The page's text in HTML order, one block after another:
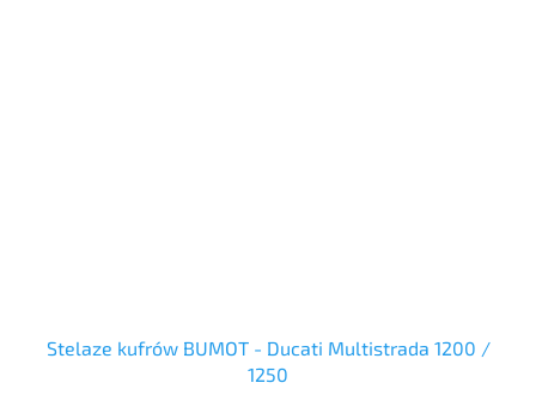
Stelaze kufrów BUMOT - Ducati Multistrada 1200 /
1250